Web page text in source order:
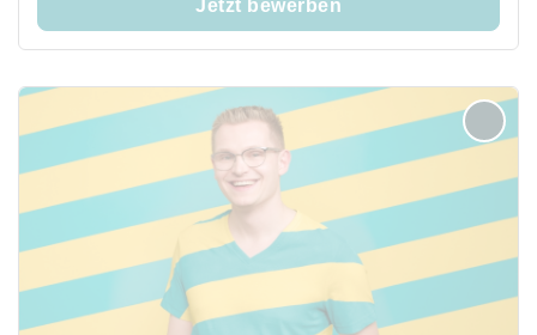
Jetzt bewerben
merken